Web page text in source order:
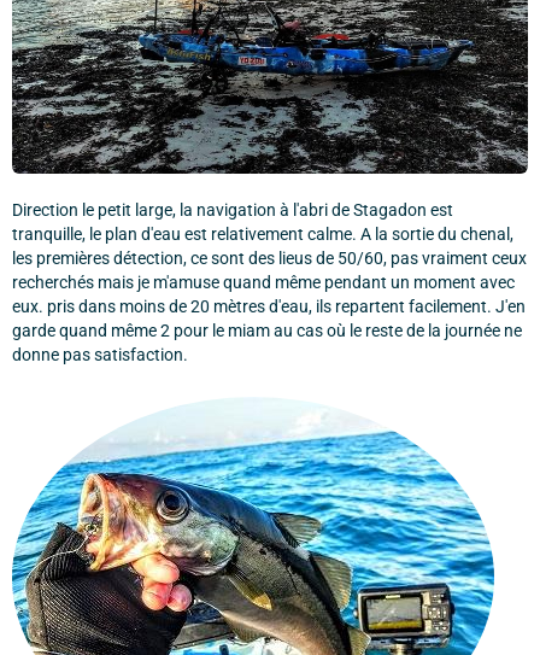
Direction le petit large, la navigation à l'abri de Stagadon est
tranquille, le plan d'eau est relativement calme. A la sortie du chenal,
les premières détection, ce sont des lieus de 50/60, pas vraiment ceux
recherchés mais je m'amuse quand même pendant un moment avec
eux. pris dans moins de 20 mètres d'eau, ils repartent facilement. J'en
garde quand même 2 pour le miam au cas où le reste de la journée ne
donne pas satisfaction.